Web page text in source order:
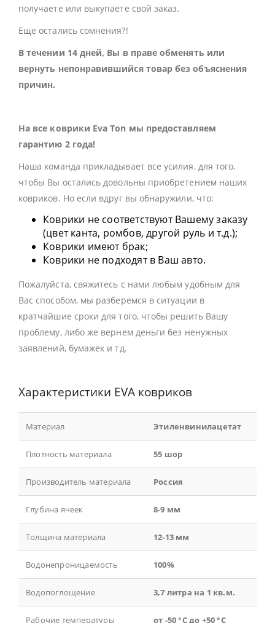
получаете или выкупаете свой заказ.
Еще остались сомнения?!
В течении 14 дней, Вы в праве обменять или
вернуть непонравившийся товар без объяснения
причин.
На все коврики Eva Ton мы предоставляем
гарантию 2 года!
Наша команда прикладывает все усилия, для того,
чтобы Вы остались довольны приобретением наших
ковриков. Но если вдруг вы обнаружили, что:
Коврики не соответствуют Вашему заказу
(цвет канта, ромбов, другой руль и т.д.);
Коврики имеют брак;
Коврики не подходят в Ваш авто.
Пожалуйста, свяжитесь с нами любым удобным для
Вас способом, мы разберемся в ситуации в
кратчайшие сроки для того, чтобы решить Вашу
проблему, либо же вернем деньги без ненужных
заявлений, бумажек и тд.
Характеристики EVA ковриков
Материал Этиленвинилацетат
Плотность материала 55 шор
Производитель материала Россия
Глубина ячеек 8-9 мм
Толщина материала 12-13 мм
Водонепроницаемость 100%
Водопоглощение 3,7 литра на 1 кв.м.
Рабочие температуры от -50 °С до +50 °С